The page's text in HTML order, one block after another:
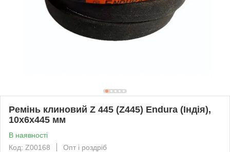
Ремінь клиновий Z 445 (Z445) Endura (Індія),
10x6x445 мм
В наявності
Код: Z00168
Опт і роздріб